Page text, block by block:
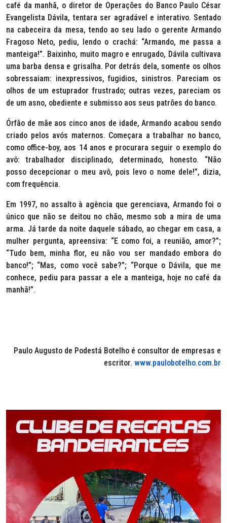
café da manhã, o diretor de Operações do Banco Paulo César
Evangelista Dávila, tentara ser agradável e interativo. Sentado
na cabeceira da mesa, tendo ao seu lado o gerente Armando
Fragoso Neto, pediu, lendo o crachá: “Armando, me passa a
manteiga!”. Baixinho, muito magro e enrugado, Dávila cultivava
uma barba densa e grisalha. Por detrás dela, somente os olhos
sobressaiam: inexpressivos, fugidios, sinistros. Pareciam os
olhos de um estuprador frustrado; outras vezes, pareciam os
de um asno, obediente e submisso aos seus patrões do banco.
Órfão de mãe aos cinco anos de idade, Armando acabou sendo
criado pelos avós maternos. Começara a trabalhar no banco,
como office-boy, aos 14 anos e procurara seguir o exemplo do
avô: trabalhador disciplinado, determinado, honesto. “Não
posso decepcionar o meu avô, pois levo o nome dele!”, dizia,
com frequência.
Em 1997, no assalto à agência que gerenciava, Armando foi o
único que não se deitou no chão, mesmo sob a mira de uma
arma. Já tarde da noite daquele sábado, ao chegar em casa, a
mulher pergunta, apreensiva: “E como foi, a reunião, amor?”;
“Tudo bem, minha flor, eu não vou ser mandado embora do
banco!”; “Mas, como você sabe?”; “Porque o Dávila, que me
conhece, pediu para passar a ele a manteiga, hoje no café da
manhã!”.
Paulo Augusto de Podestá Botelho é consultor de empresas e
escritor. www.paulobotelho.com.br